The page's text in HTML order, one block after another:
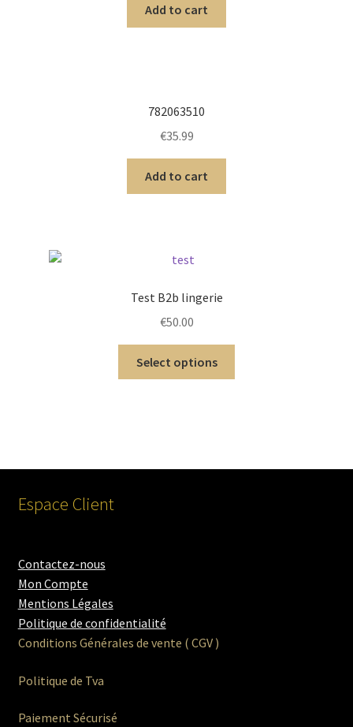
Add to cart
782063510
€35.99
Add to cart
Test B2b lingerie
€50.00
Select options
Espace Client
Contactez-nous
Mon Compte
Mentions Légales
Politique de confidentialité
Conditions Générales de vente ( CGV )
Politique de Tva
Paiement Sécurisé